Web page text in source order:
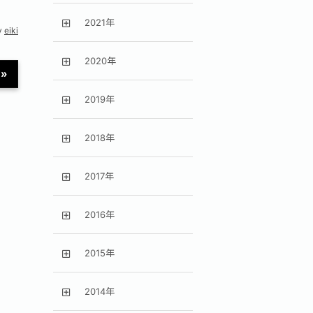
eiki
2021年
2020年
2019年
2018年
2017年
2016年
2015年
2014年